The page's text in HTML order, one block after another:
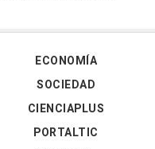
ECONOMÍA
SOCIEDAD
CIENCIAPLUS
PORTALTIC